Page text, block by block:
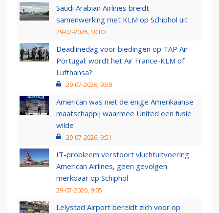
Saudi Arabian Airlines breidt
samenwerking met KLM op Schiphol uit
29-07-2026, 10:00
Deadlinedag voor biedingen op TAP Air
Portugal: wordt het Air France-KLM of
Lufthansa?
29-07-2026, 9:59
American was niet de enige Amerikaanse
maatschappij waarmee United een fusie
wilde
29-07-2026, 9:51
IT-probleem verstoort vluchtuitvoering
American Airlines, geen gevolgen
merkbaar op Schiphol
29-07-2026, 9:05
Lelystad Airport bereidt zich voor op